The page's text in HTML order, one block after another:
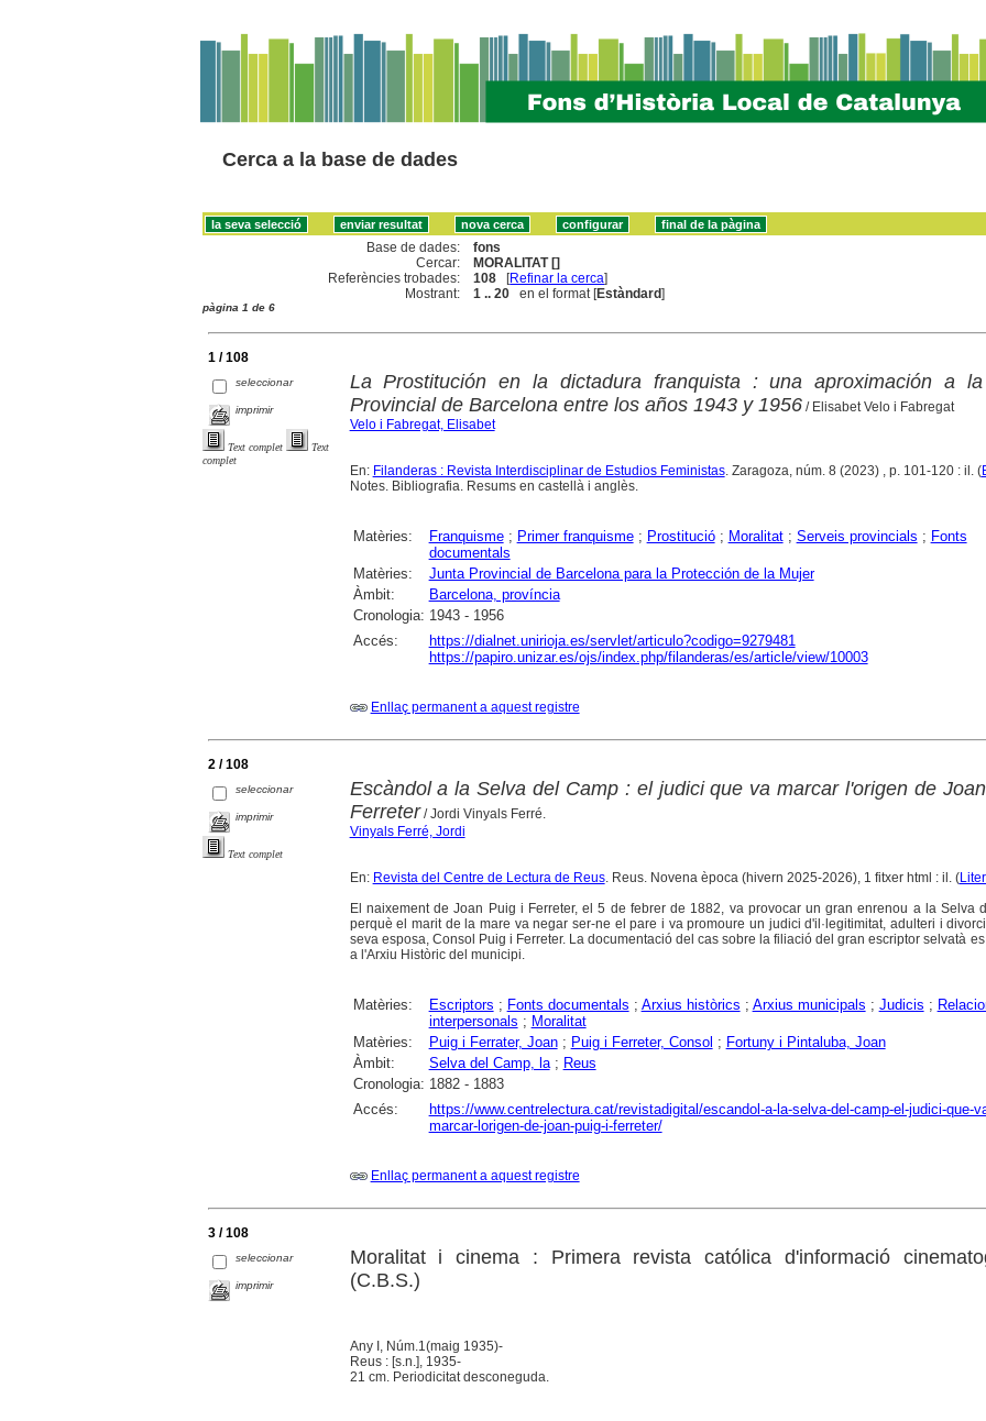
Cerca a la base de dades
Base de dades:
fons
Cercar:
MORALITAT []
Referències trobades:
108 [Refinar la cerca]
Mostrant:
1 .. 20 en el format [Estàndard]
pàgina 1 de 6
1 / 108
seleccionar
imprimir
Text complet
Text
complet
La Prostitución en la dictadura franquista : una aproximación a
Provincial de Barcelona entre los años 1943 y 1956/ Elisabet Velo i Fabregat
Velo i Fabregat, Elisabet
En: Filanderas : Revista Interdisciplinar de Estudios Feministas. Zaragoza, núm. 8 (2023) , p. 101-120 : il. (
Notes. Bibliografia. Resums en castellà i anglès.
Matèries: Franquisme; Primer franquisme; Prostitució; Moralitat; Serveis provincials ; Fonts
documentals
Matèries:
Junta Provincial de Barcelona para la Protección de la Mujer
Àmbit:
Barcelona, província
Cronologia: 1943 - 1956
Accés:
https://dialnet.unirioja.es/servlet/articulo?codigo=9279481
https://papiro.unizar.es/ojs/index.php/filanderas/es/article/view/10003
Enllaç permanent a aquest registre
2 / 108
seleccionar
imprimir
Text complet
Escàndol a la Selva del Camp : el judici que va marcar l'origen de
Ferreter/ Jordi Vinyals Ferré.
Vinyals Ferré, Jordi
En: Revista del Centre de Lectura de Reus. Reus. Novena època (hivern 2025-2026), 1 fitxer html : il. (
El naixement de Joan Puig i Ferreter, el 5 de febrer de 1882, va provocar un gran enrenou a la Selva
perquè el marit de la mare va negar ser-ne el pare i va promoure un judici d'il·legitimitat, adulteri i
seva esposa, Consol Puig i Ferreter. La documentació del cas sobre la filiació del gran escriptor selvatà
a l'Arxiu Històric del municipi.
Matèries: Escriptors ; Fonts documentals ; Arxius històrics ; Arxius municipals ; Judicis ;
interpersonals ; Moralitat
Matèries:
Puig i Ferrater, Joan; Puig i Ferreter, Consol ; Fortuny i Pintaluba, Joan
Àmbit:
Selva del Camp, la; Reus
Cronologia: 1882 - 1883
Accés:
https://www.centrelectura.cat/revistadigital/escandol-a-la-selva-del-camp-el-judici-que-
marcar-lorigen-de-joan-puig-i-ferreter/
Enllaç permanent a aquest registre
3 / 108
seleccionar
imprimir
Moralitat i cinema : Primera revista católica d'informació
(C.B.S.)
Any I, Núm.1(maig 1935)-
Reus : [s.n.], 1935-
21 cm. Periodicitat desconeguda.